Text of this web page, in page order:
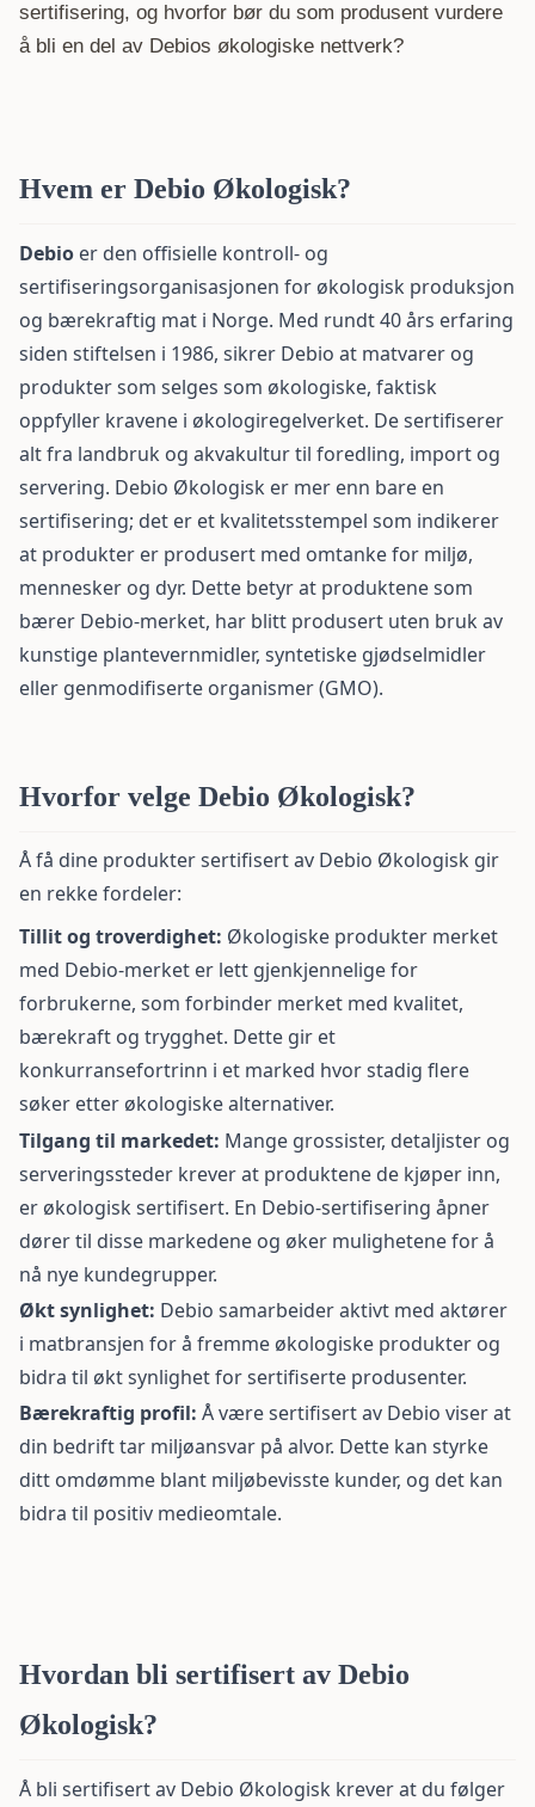
sertifisering, og hvorfor bør du som produsent vurdere
å bli en del av Debios økologiske nettverk?
Hvem er Debio Økologisk?
Debio er den offisielle kontroll- og
sertifiseringsorganisasjonen for økologisk produksjon
og bærekraftig mat i Norge. Med rundt 40 års erfaring
siden stiftelsen i 1986, sikrer Debio at matvarer og
produkter som selges som økologiske, faktisk
oppfyller kravene i økologiregelverket. De sertifiserer
alt fra landbruk og akvakultur til foredling, import og
servering. Debio Økologisk er mer enn bare en
sertifisering; det er et kvalitetsstempel som indikerer
at produkter er produsert med omtanke for miljø,
mennesker og dyr. Dette betyr at produktene som
bærer Debio-merket, har blitt produsert uten bruk av
kunstige plantevernmidler, syntetiske gjødselmidler
eller genmodifiserte organismer (GMO).
Hvorfor velge Debio Økologisk?
Å få dine produkter sertifisert av Debio Økologisk gir
en rekke fordeler:
Tillit og troverdighet: Økologiske produkter merket
med Debio-merket er lett gjenkjennelige for
forbrukerne, som forbinder merket med kvalitet,
bærekraft og trygghet. Dette gir et
konkurransefortrinn i et marked hvor stadig flere
søker etter økologiske alternativer.
Tilgang til markedet: Mange grossister, detaljister og
serveringssteder krever at produktene de kjøper inn,
er økologisk sertifisert. En Debio-sertifisering åpner
dører til disse markedene og øker mulighetene for å
nå nye kundegrupper.
Økt synlighet: Debio samarbeider aktivt med aktører
i matbransjen for å fremme økologiske produkter og
bidra til økt synlighet for sertifiserte produsenter.
Bærekraftig profil: Å være sertifisert av Debio viser at
din bedrift tar miljøansvar på alvor. Dette kan styrke
ditt omdømme blant miljøbevisste kunder, og det kan
bidra til positiv medieomtale.
Hvordan bli sertifisert av Debio
Økologisk?
Å bli sertifisert av Debio Økologisk krever at du følger